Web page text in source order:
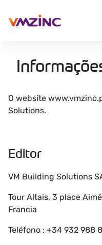
O website
Solutions.
Editor
VM Building Solutions
Tour Altais, 3 place
Francia
Teléfono : +34 932 988